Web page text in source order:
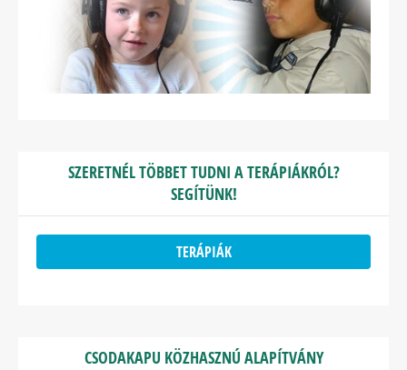
SZERETNÉL TÖBBET TUDNI A TERÁPIÁKRÓL?
SEGÍTÜNK!
TERÁPIÁK
CSODAKAPU KÖZHASZNÚ ALAPÍTVÁNY